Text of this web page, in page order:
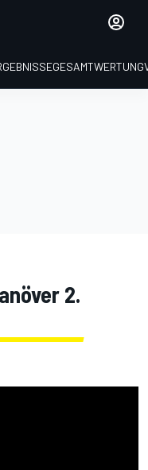
GESAMTWERTUNG
2.